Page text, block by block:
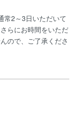
常2～3日いただいて
らにお時間をいただ
ので、ご了承くださ